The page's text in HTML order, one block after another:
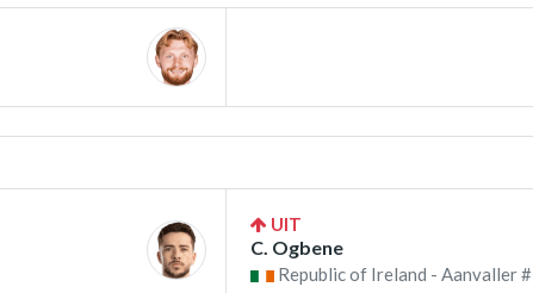
UIT
C. Ogbene
Republic of Ireland - Aanvaller #